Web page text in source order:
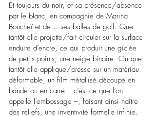
Et toujours du noir, et sa présence/absence
par le blanc, en compagnie de Marina
Boucheï et de… ses balles de golf. Que
tantôt elle projette/fait circuler sur la surface
enduite d’encre, ce qui produit une giclée
de petits points, une neige binaire. Ou que
tantôt elle applique/presse sur un matériau
déformable, un film métallisé découpé en
bande ou en carré – c’est ce que l’on
appelle l’embossage –, faisant ainsi naître
des reliefs, une inventivité formelle infinie.